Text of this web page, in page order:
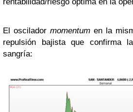
El oscilador momentum en la
repulsión bajista que confirma
sangría: